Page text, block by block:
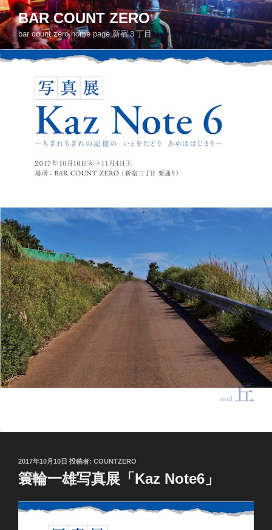
コ
ン
テ
ン
ツ
BAR COUNT ZERO
bar count zero home page 新宿３丁目
投
稿
日:
2017年10月10日 投稿者: COUNTZERO
簑輪一雄写真展「Kaz Note6」